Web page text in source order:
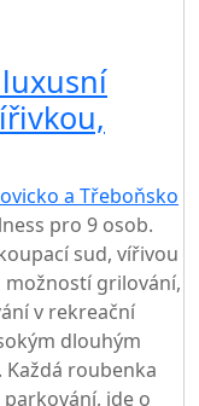
a Třeboňsko
pro 9 osob.
sud, vířivou
možností grilování,
v rekreační
dlouhým
roubenka
jde o